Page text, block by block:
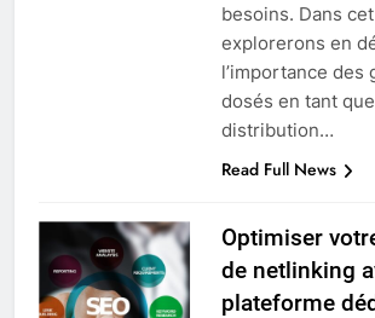
besoins. Dans
explorerons en
l’importance des
dosés en tant
distribution…
Read Full News
Optimiser
de netlinking
plateforme